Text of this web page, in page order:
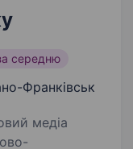
середню
Франківськ